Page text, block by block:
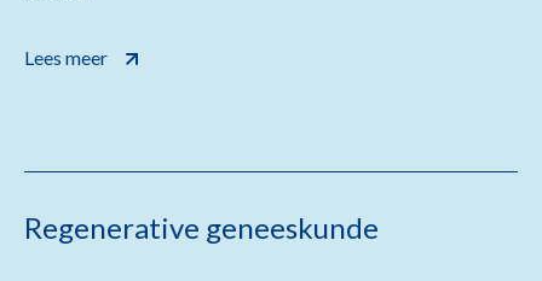
Lees meer
Regenerative geneeskunde